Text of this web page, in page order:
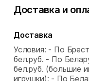
Доставка и
Доставка
Условия: - По
бел.руб. - По
бел.руб. (большие
игрушки); - По